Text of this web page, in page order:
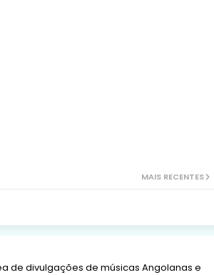
MAIS RECENTES
de divulgações de músicas Angolanas e